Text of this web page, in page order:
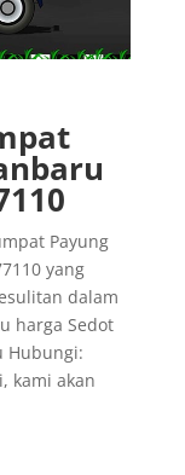
Payung
yang
dalam
harga Sedot
Hubungi:
kami akan